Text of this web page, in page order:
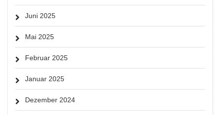
Juni 2025
Mai 2025
Februar 2025
Januar 2025
Dezember 2024